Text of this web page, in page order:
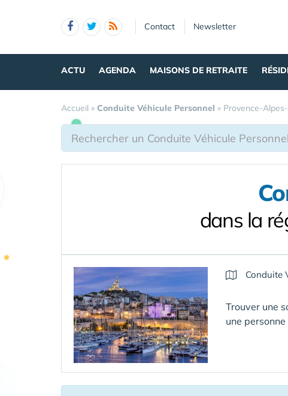
Contact Newsletter
ACTU AGENDA MAISONS DE RETRAITE
Accueil » Conduite Véhicule Personnel » Provence-
dans la
Conduite
Trouver une
une